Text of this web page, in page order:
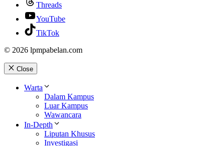
Threads
YouTube
TikTok
© 2026 lpmpabelan.com
Close
Warta
Dalam Kampus
Luar Kampus
Wawancara
In-Depth
Liputan Khusus
Investigasi